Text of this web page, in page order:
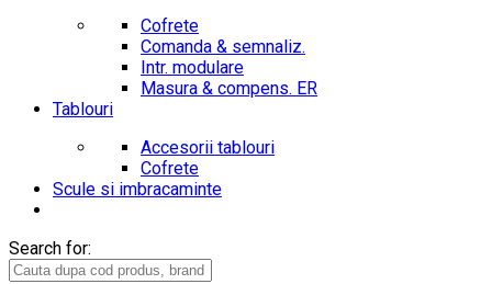
Cofrete
Comanda & semnaliz.
Intr. modulare
Masura & compens. ER
Tablouri
Accesorii tablouri
Cofrete
Scule si imbracaminte
Search for: